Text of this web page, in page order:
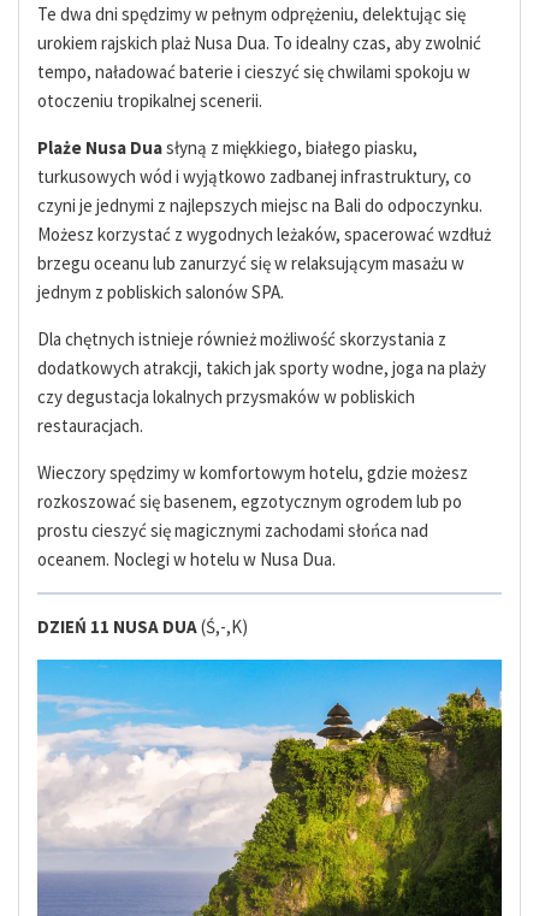
Te dwa dni spędzimy w pełnym odprężeniu, delektując się
urokiem rajskich plaż Nusa Dua. To idealny czas, aby zwolnić
tempo, naładować baterie i cieszyć się chwilami spokoju w
otoczeniu tropikalnej scenerii.
Plaże Nusa Duasłyną z miękkiego, białego piasku,
turkusowych wód i wyjątkowo zadbanej infrastruktury, co
czyni je jednymi z najlepszych miejsc na Bali do odpoczynku.
Możesz korzystać z wygodnych leżaków, spacerować wzdłuż
brzegu oceanu lub zanurzyć się w relaksującym masażu w
jednym z pobliskich salonów SPA.
Dla chętnych istnieje również możliwość skorzystania z
dodatkowych atrakcji, takich jak sporty wodne, joga na plaży
czy degustacja lokalnych przysmaków w pobliskich
restauracjach.
Wieczory spędzimy w komfortowym hotelu, gdzie możesz
rozkoszować się basenem, egzotycznym ogrodem lub po
prostu cieszyć się magicznymi zachodami słońca nad
oceanem. Noclegi w hotelu w Nusa Dua.
DZIEŃ 11 NUSA DUA(Ś,-,K)